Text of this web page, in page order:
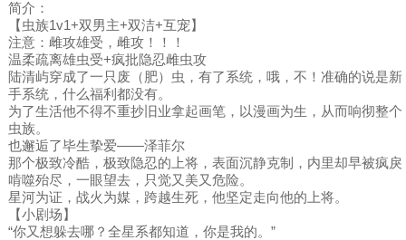
简介：
【虫族1v1+双男主+双洁+互宠】
注意：雌攻雄受，雌攻！！！
温柔疏离雄虫受+疯批隐忍雌虫攻
陆清屿穿成了一只废（肥）虫，有了系统，哦，不！准确的说是新
手系统，什么福利都没有。
为了生活他不得不重抄旧业拿起画笔，以漫画为生，从而响彻整个
虫族。
也邂逅了毕生挚爱——泽菲尔
那个极致冷酷，极致隐忍的上将，表面沉静克制，内里却早被疯戾
啃噬殆尽，一眼望去，只觉又美又危险。
星河为证，战火为媒，跨越生死，他坚定走向他的上将。
【小剧场】
“你又想躲去哪？全星系都知道，你是我的。”